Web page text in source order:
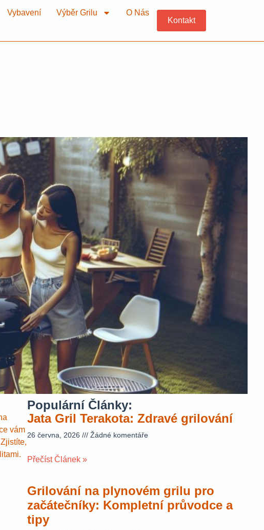
Vybavení Výběr Grilu
O Nás
Kontakt
vám
Populární Články:
Jata Gril Terakota: Zdravé grilování
26 června, 2026 Žádné komentáře
Přečíst Článek »
Grilování na plynovém grilu pro
začátečníky: Kompletní průvodce a
tipy